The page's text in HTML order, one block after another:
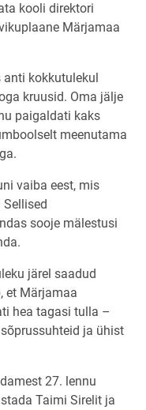
kooli direktori
Märjamaa
kokkutulekul
kruusid. Oma jälje
paigaldati kaks
meenutama
vaiba eest, mis
sooje mälestusi
järel saadud
et Märjamaa
hea tagasi tulla –
ja ühist
27. lennu
Taimi Sirelit ja